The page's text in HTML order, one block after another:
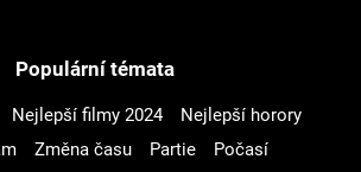
Populární témata
Nejlepší filmy 2024
Nejlepší horory
Změna času Partie
Počasí